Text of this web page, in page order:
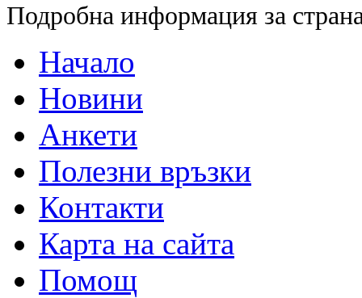
Подробна информация за
Начало
Новини
Анкети
Полезни връзки
Контакти
Карта на сайта
Помощ